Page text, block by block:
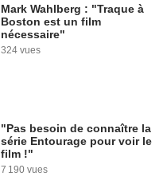
Mark Wahlberg : "Traque à
Boston est un film
nécessaire"
324 vues
"Pas besoin de connaître la
série Entourage pour voir le
film !"
7 190 vues